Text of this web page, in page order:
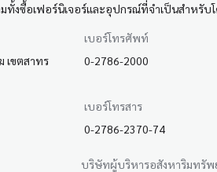
ทั้งซื้อเฟอร์นิเจอร์และอุปกรณ์ที่จำเป็นสำหรับโ
เขตสาทร
เบอร์โทรศัพท์
0-2786-2000
เบอร์โทรสาร
0-2786-2370-74
บริษัทผู้บริหารอสังหาริมทรัพ